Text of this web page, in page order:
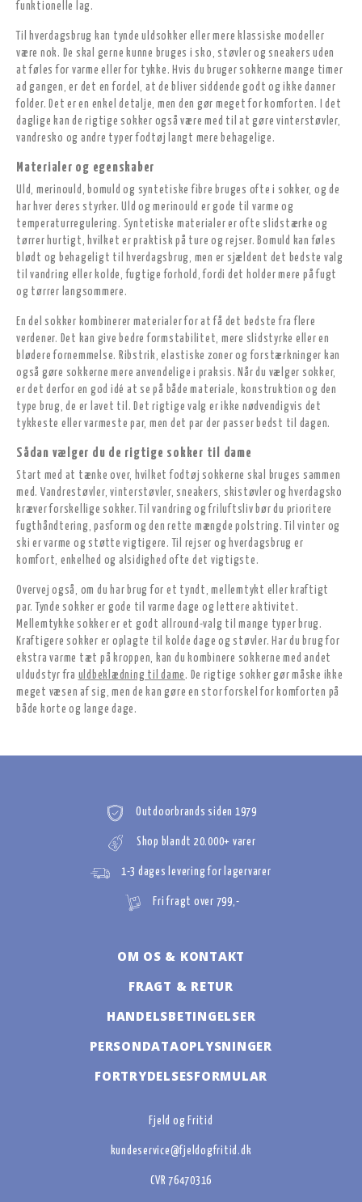
funktionelle lag.
Til hverdagsbrug kan tynde uldsokker eller mere klassiske modeller
være nok. De skal gerne kunne bruges i sko, støvler og sneakers uden
at føles for varme eller for tykke. Hvis du bruger sokkerne mange timer
ad gangen, er det en fordel, at de bliver siddende godt og ikke danner
folder. Det er en enkel detalje, men den gør meget for komforten. I det
daglige kan de rigtige sokker også være med til at gøre vinterstøvler,
vandresko og andre typer fodtøj langt mere behagelige.
Materialer og egenskaber
Uld, merinould, bomuld og syntetiske fibre bruges ofte i sokker, og de
har hver deres styrker. Uld og merinould er gode til varme og
temperaturregulering. Syntetiske materialer er ofte slidstærke og
tørrer hurtigt, hvilket er praktisk på ture og rejser. Bomuld kan føles
blødt og behageligt til hverdagsbrug, men er sjældent det bedste valg
til vandring eller kolde, fugtige forhold, fordi det holder mere på fugt
og tørrer langsommere.
En del sokker kombinerer materialer for at få det bedste fra flere
verdener. Det kan give bedre formstabilitet, mere slidstyrke eller en
blødere fornemmelse. Ribstrik, elastiske zoner og forstærkninger kan
også gøre sokkerne mere anvendelige i praksis. Når du vælger sokker,
er det derfor en god idé at se på både materiale, konstruktion og den
type brug, de er lavet til. Det rigtige valg er ikke nødvendigvis det
tykkeste eller varmeste par, men det par der passer bedst til dagen.
Sådan vælger du de rigtige sokker til dame
Start med at tænke over, hvilket fodtøj sokkerne skal bruges sammen
med. Vandrestøvler, vinterstøvler, sneakers, skistøvler og hverdagsko
kræver forskellige sokker. Til vandring og friluftsliv bør du prioritere
fugthåndtering, pasform og den rette mængde polstring. Til vinter og
ski er varme og støtte vigtigere. Til rejser og hverdagsbrug er
komfort, enkelhed og alsidighed ofte det vigtigste.
Overvej også, om du har brug for et tyndt, mellemtykt eller kraftigt
par. Tynde sokker er gode til varme dage og lettere aktivitet.
Mellemtykke sokker er et godt allround-valg til mange typer brug.
Kraftigere sokker er oplagte til kolde dage og støvler. Har du brug for
ekstra varme tæt på kroppen, kan du kombinere sokkerne med andet
uldudstyr fra uldbeklædning til dame . De rigtige sokker gør måske ikke
meget væsen af sig, men de kan gøre en stor forskel for komforten på
både korte og lange dage.
Outdoorbrands siden 1979
Shop blandt 20.000+ varer
1-3 dages levering for lagervarer
Fri fragt over 799,-
OM OS & KONTAKT
FRAGT & RETUR
HANDELSBETINGELSER
PERSONDATAOPLYSNINGER
FORTRYDELSESFORMULAR
Fjeld og Fritid
kundeservice@fjeldogfritid.dk
CVR 76470316